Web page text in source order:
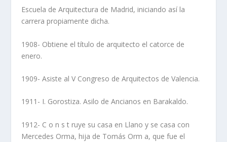
Escuela de Arquitectura de Madrid, iniciando así­ la
carrera propiamente dicha.
1908- Obtiene el tí­tulo de arquitecto el catorce de
enero.
1909- Asiste al V Congreso de Arquitectos de Valencia.
1911- I. Gorostiza. Asilo de Ancianos en Barakaldo.
1912- C o n s t ruye su casa en Llano y se casa con
Mercedes Orma, hija de Tomás Orm a, que fue el